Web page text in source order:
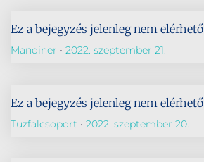
Ez a bejegyzés jelenleg nem elérhető
Mandiner 2022. szeptember 21.
Ez a bejegyzés jelenleg nem elérhető
Tuzfalcsoport 2022. szeptember 20.